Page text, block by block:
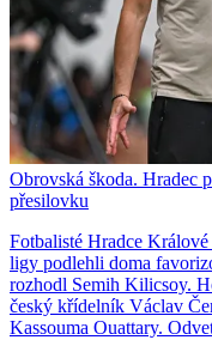
Obrovská škoda. Hradec
přesilovku
Fotbalisté Hradce
ligy podlehli doma
rozhodl Semih Kilicsoy.
český křídelník Václav
Kassouma Ouattary.